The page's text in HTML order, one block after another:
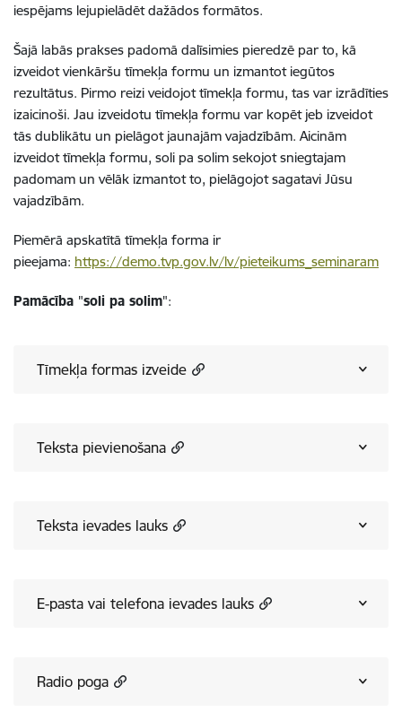
iespējams lejupielādēt dažādos formātos.
Šajā labās prakses padomā dalīsimies pieredzē par to, kā
izveidot vienkāršu tīmekļa formu un izmantot iegūtos
rezultātus. Pirmo reizi veidojot tīmekļa formu, tas var izrādīties
izaicinoši. Jau izveidotu tīmekļa formu var kopēt jeb izveidot
tās dublikātu un pielāgot jaunajām vajadzībām. Aicinām
izveidot tīmekļa formu, soli pa solim sekojot sniegtajam
padomam un vēlāk izmantot to, pielāgojot sagatavi Jūsu
vajadzībām.
Piemērā apskatītā tīmekļa forma ir
pieejama: https://demo.tvp.gov.lv/lv/pieteikums_seminaram
Pamācība "soli pa solim":
Tīmekļa formas izveide
Teksta pievienošana
Teksta ievades lauks
E-pasta vai telefona ievades lauks
Radio poga